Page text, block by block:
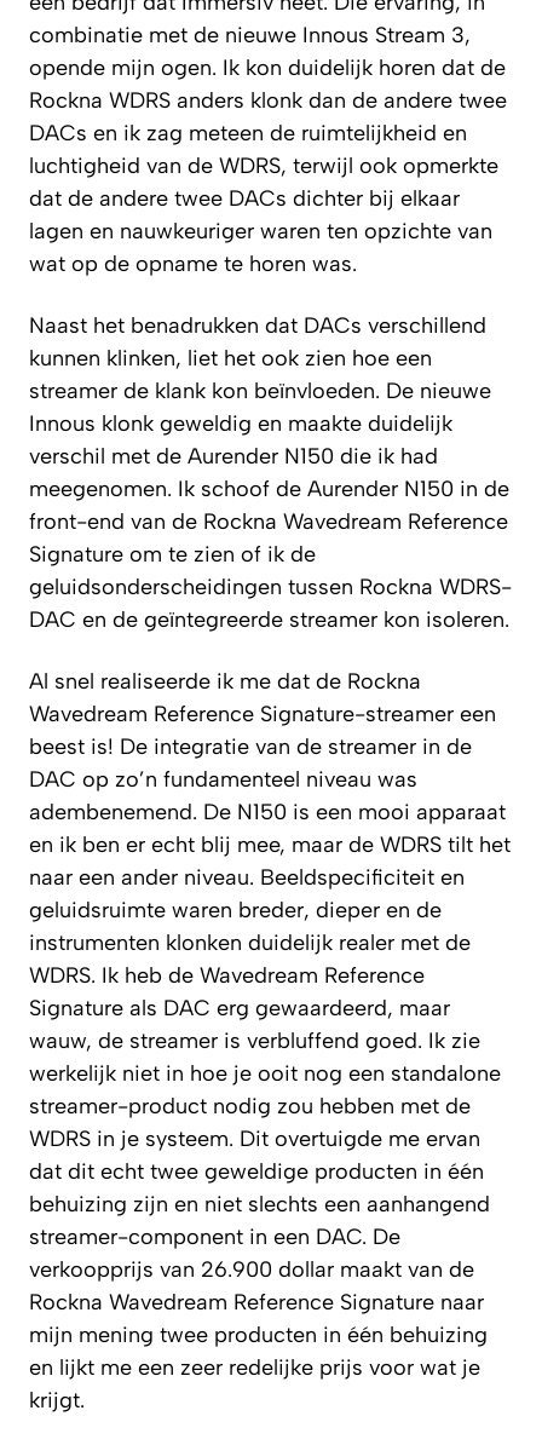
combinatie met de nieuwe Innous Stream 3,
opende mijn ogen. Ik kon duidelijk horen dat de
Rockna WDRS anders klonk dan de andere twee
DACs en ik zag meteen de ruimtelijkheid en
luchtigheid van de WDRS, terwijl ook opmerkte
dat de andere twee DACs dichter bij elkaar
lagen en nauwkeuriger waren ten opzichte van
wat op de opname te horen was.
Naast het benadrukken dat DACs verschillend
kunnen klinken, liet het ook zien hoe een
streamer de klank kon beïnvloeden. De nieuwe
Innous klonk geweldig en maakte duidelijk
verschil met de Aurender N150 die ik had
meegenomen. Ik schoof de Aurender N150 in de
front-end van de Rockna Wavedream Reference
Signature om te zien of ik de
geluidsonderscheidingen tussen Rockna WDRS-
DAC en de geïntegreerde streamer kon isoleren.
Al snel realiseerde ik me dat de Rockna
Wavedream Reference Signature-streamer een
beest is! De integratie van de streamer in de
DAC op zo’n fundamenteel niveau was
adembenemend. De N150 is een mooi apparaat
en ik ben er echt blij mee, maar de WDRS tilt het
naar een ander niveau. Beeldspecificiteit en
geluidsruimte waren breder, dieper en de
instrumenten klonken duidelijk realer met de
WDRS. Ik heb de Wavedream Reference
Signature als DAC erg gewaardeerd, maar
wauw, de streamer is verbluffend goed. Ik zie
werkelijk niet in hoe je ooit nog een standalone
streamer-product nodig zou hebben met de
WDRS in je systeem. Dit overtuigde me ervan
dat dit echt twee geweldige producten in één
behuizing zijn en niet slechts een aanhangend
streamer-component in een DAC. De
verkoopprijs van 26.900 dollar maakt van de
Rockna Wavedream Reference Signature naar
mijn mening twee producten in één behuizing
en lijkt me een zeer redelijke prijs voor wat je
krijgt.